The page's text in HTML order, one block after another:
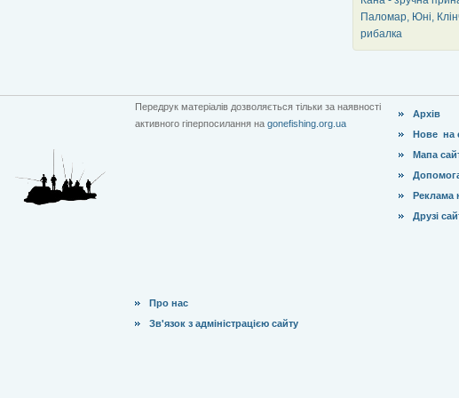
Паломар, Юні,
рибалка
Передрук матеріалів дозволяється тільки за наявності
активного гіперпосилання на gonefishing.org.ua
Архів
Нове на
Мапа
Реклама
Друзі
Про нас
Зв'язок з адміністрацією сайту